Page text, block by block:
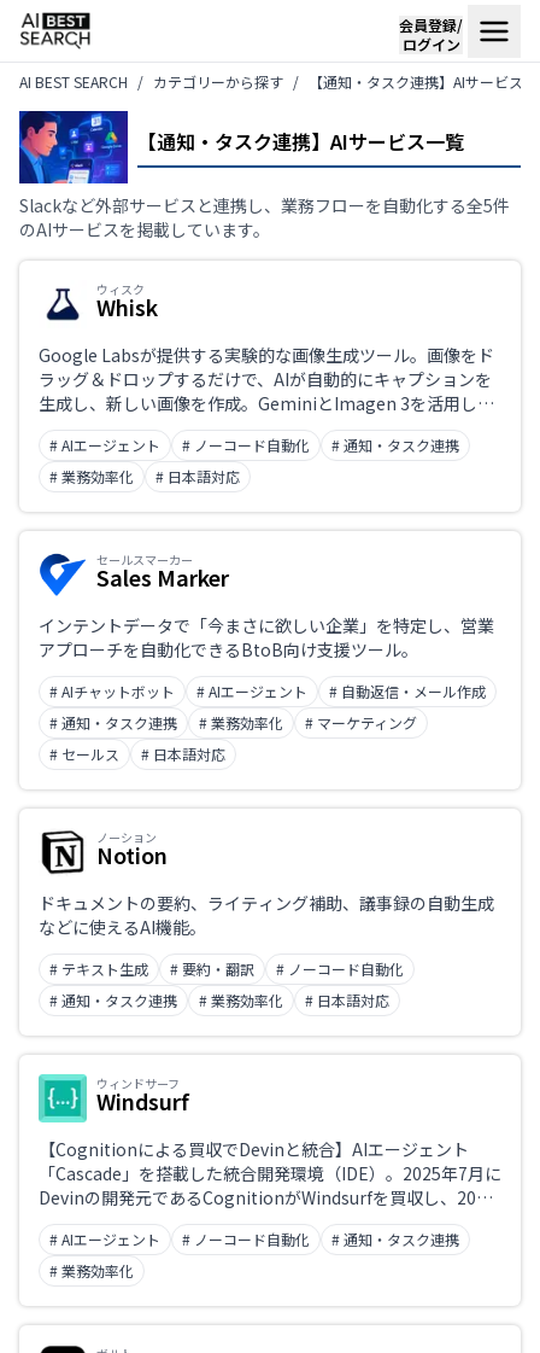
会員登録/
ログイン
AI BEST SEARCH
カテゴリーから探す 【通知・タスク連携】AIサービス
【通知・タスク連携】AIサービス一覧
Slackなど外部サービスと連携し、業務フローを自動化する全5件
のAIサービスを掲載しています。
ウィスク
Whisk
Google Labsが提供する実験的な画像生成ツール。画像をド
ラッグ＆ドロップするだけで、AIが自動的にキャプションを
生成し、新しい画像を作成。GeminiとImagen 3を活用し、
迅速なビジュアルアイデアの探索を可能にする。
# AIエージェント # ノーコード自動化
# 通知・タスク連携
# 業務効率化
# 日本語対応
セールスマーカー
Sales Marker
インテントデータで「今まさに欲しい企業」を特定し、営業
アプローチを自動化できるBtoB向け支援ツール。
# AIチャットボット # AIエージェント
# 自動返信・メール作成
# 通知・タスク連携
# 業務効率化
# マーケティング
# セールス
# 日本語対応
ノーション
Notion
ドキュメントの要約、ライティング補助、議事録の自動生成
などに使えるAI機能。
# テキスト生成 # 要約・翻訳
# ノーコード自動化
# 通知・タスク連携
# 業務効率化 # 日本語対応
ウィンドサーフ
Windsurf
【Cognitionによる買収でDevinと統合】AIエージェント
「Cascade」を搭載した統合開発環境（IDE）。2025年7月に
Devinの開発元であるCognitionがWindsurfを買収し、2026
年4月リリースのWindsurf 2.0ではDevinがネイティブ統合さ
れました。DevinはWindsurfのPro／Max／Teamsの各プラ
ンに含まれます。
# AIエージェント # ノーコード自動化
# 通知・タスク連携
# 業務効率化